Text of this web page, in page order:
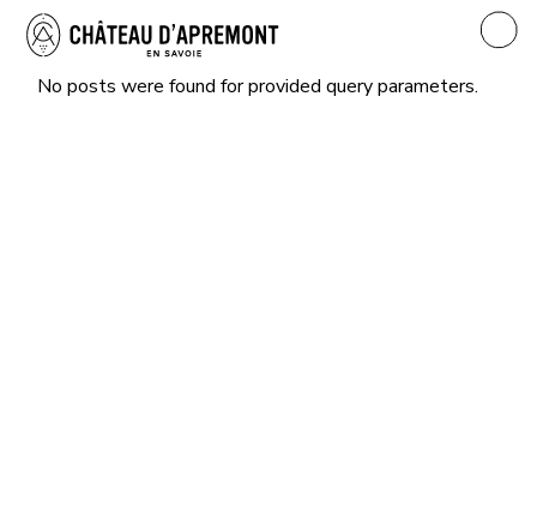
the
content
No posts were found for provided query parameters.